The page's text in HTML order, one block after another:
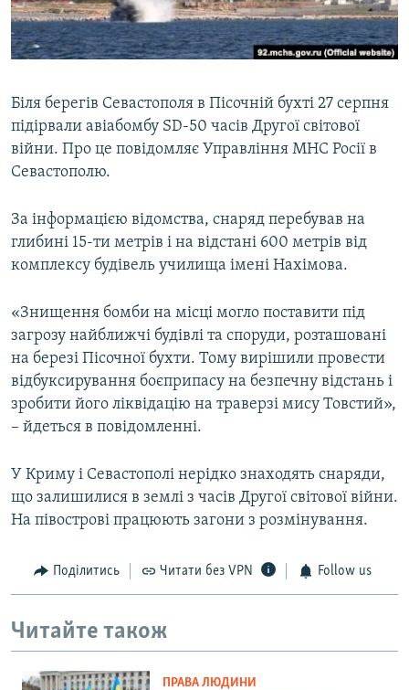
ВІДЕОУРОКИ «ELIFBE»
СВІДЧЕННЯ ОКУПАЦІЇ
ІНФОГРАФІКА
Русский
Qırımtatar
ДОЛУЧАЙСЯ!
Біля берегів Севастополя в Пісочній бухті 27 серпня
підірвали авіабомбу SD-50 часів Другої світової
війни. Про це повідомляє Управління МНС Росії в
Севастополю.
За інформацією відомства, снаряд перебував на
глибині 15-ти метрів і на відстані 600 метрів від
комплексу будівель училища імені Нахімова.
«Знищення бомби на місці могло поставити під
загрозу найближчі будівлі та споруди, розташовані
на березі Пісочної бухти. Тому вирішили провести
відбуксирування боєприпасу на безпечну відстань і
зробити його ліквідацію на траверзі мису Товстий»,
– йдеться в повідомленні.
У Криму і Севастополі нерідко знаходять снаряди,
що залишилися в землі з часів Другої світової війни.
На півострові працюють загони з розмінування.
Поділитись Читати без VPN Follow us
Читайте також
ПРАВА ЛЮДИНИ